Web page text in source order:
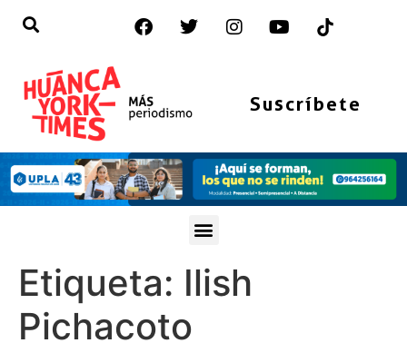
Suscríbete
Etiqueta: Ilish
Pichacoto